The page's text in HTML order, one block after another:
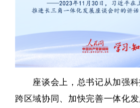
座谈会上，总书记从加强科
跨区域协同、加快完善一体化